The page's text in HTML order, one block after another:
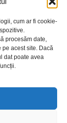
cum ar fi cookie-
procesăm date,
pe acest site. Dacă
dat poate avea